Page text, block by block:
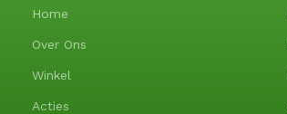
Home
Over Ons
Winkel
Acties